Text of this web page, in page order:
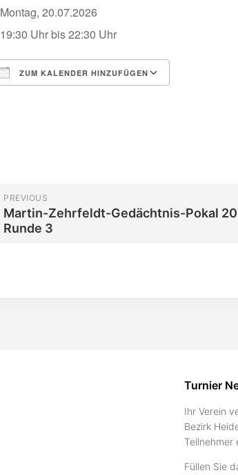
Montag, 20.07.2026
19:30 Uhr bis 22:30 Uhr
ZUM KALENDER HINZUFÜGEN
PREVIOUS
Martin-Zehrfeldt-Gedächtnis-Pokal
Runde 3
Turnier
Ihr Verein
Bezirk
Teilnehmer
Füllen Sie